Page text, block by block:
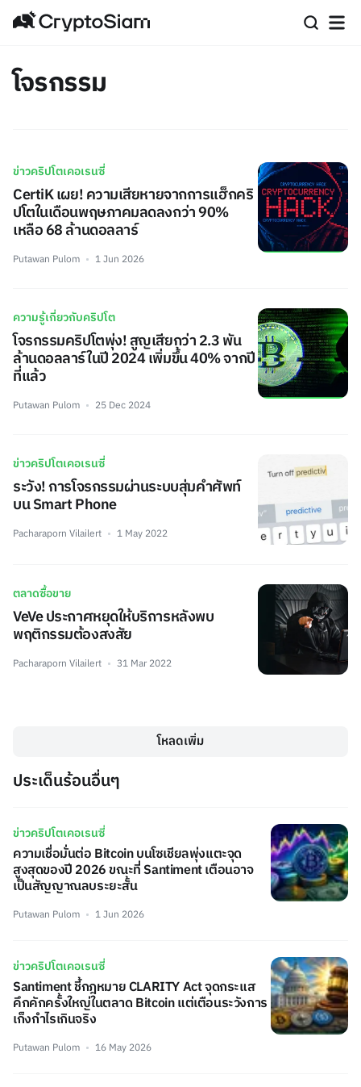
โจรกรรม
ข่าวคริปโตเคอเรนซี่
CertiK เผย! ความเสียหายจากการแฮ็กคริ
ปโตในเดือนพฤษภาคมลดลงกว่า 90%
เหลือ 68 ล้านดอลลาร์
Putawan Pulom 1 Jun 2026
ความรู้เกี่ยวกับคริปโต
โจรกรรมคริปโตพุ่ง! สูญเสียกว่า 2.3 พัน
ล้านดอลลาร์ในปี 2024 เพิ่มขึ้น 40% จากปี
ที่แล้ว
Putawan Pulom 25 Dec 2024
ข่าวคริปโตเคอเรนซี่
ระวัง! การโจรกรรมผ่านระบบสุ่มคำศัพท์
บน Smart Phone
Pacharaporn Vilailert 1 May 2022
ตลาดซื้อขาย
VeVe ประกาศหยุดให้บริการหลังพบ
พฤติกรรมต้องสงสัย
Pacharaporn Vilailert 31 Mar 2022
โหลดเพิ่ม
ประเด็นร้อนอื่นๆ
ข่าวคริปโตเคอเรนซี่
ความเชื่อมั่นต่อ Bitcoin บนโซเชียลพุ่งแตะจุด
สูงสุดของปี 2026 ขณะที่ Santiment เตือนอาจ
เป็นสัญญาณลบระยะสั้น
Putawan Pulom 1 Jun 2026
ข่าวคริปโตเคอเรนซี่
Santiment ชี้กฎหมาย CLARITY Act จุดกระแส
คึกคักครั้งใหญ่ในตลาด Bitcoin แต่เตือนระวังการ
เก็งกำไรเกินจริง
Putawan Pulom 16 May 2026